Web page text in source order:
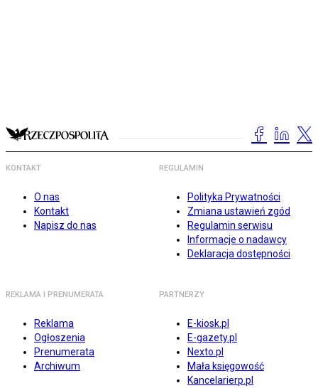
KONTAKT
O nas
Kontakt
Napisz do nas
REGULAMIN
Polityka Prywatności
Zmiana ustawień zgód
Regulamin serwisu
Informacje o nadawcy
Deklaracja dostępności
REKLAMA I PRENUMERATA
Reklama
Ogłoszenia
Prenumerata
Archiwum
PARTNERZY
E-kiosk.pl
E-gazety.pl
Nexto.pl
Mała księgowość
Kancelarierp.pl